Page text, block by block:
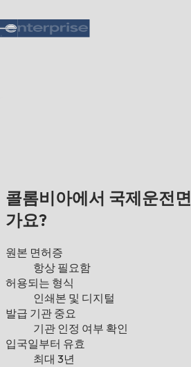
콜롬비아에서 국제운전
가요?
원본 면허증
항상 필요함
허용되는 형식
인쇄본 및 디지털
발급 기관 중요
기관 인정 여부 확인
입국일부터 유효
최대 3년